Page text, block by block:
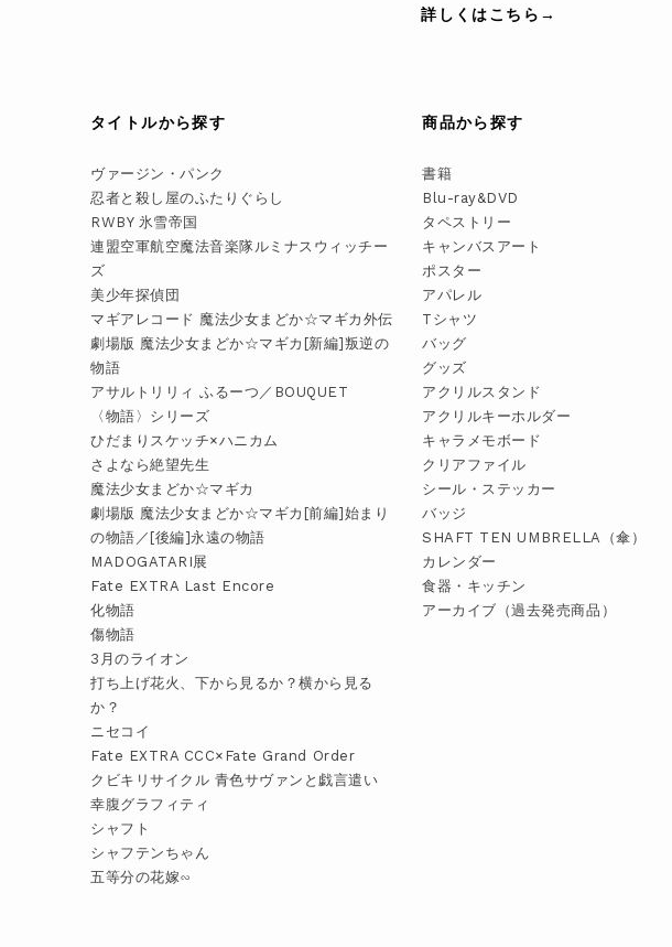
詳しくはこちら→
タイトルから探す
ヴァージン・パンク
忍者と殺し屋のふたりぐらし
RWBY 氷雪帝国
連盟空軍航空魔法音楽隊ルミナスウィッチー
ズ
美少年探偵団
マギアレコード 魔法少女まどか☆マギカ外伝
劇場版 魔法少女まどか☆マギカ[新編]叛逆の
物語
アサルトリリィ ふるーつ／BOUQUET
〈物語〉シリーズ
ひだまりスケッチ×ハニカム
さよなら絶望先生
魔法少女まどか☆マギカ
劇場版 魔法少女まどか☆マギカ[前編]始まり
の物語／[後編]永遠の物語
MADOGATARI展
Fate EXTRA Last Encore
化物語
傷物語
3月のライオン
打ち上げ花火、下から見るか？横から見る
か？
ニセコイ
Fate EXTRA CCC×Fate Grand Order
クビキリサイクル 青色サヴァンと戯言遣い
幸腹グラフィティ
シャフト
シャフテンちゃん
五等分の花嫁∽
商品から探す
書籍
Blu-ray&DVD
タペストリー
キャンバスアート
ポスター
アパレル
Tシャツ
バッグ
グッズ
アクリルスタンド
アクリルキーホルダー
キャラメモボード
クリアファイル
シール・ステッカー
バッジ
SHAFT TEN UMBRELLA（傘）
カレンダー
食器・キッチン
アーカイブ（過去発売商品）